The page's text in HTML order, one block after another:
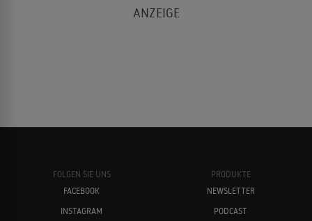
FOLGEN SIE UNS
FACEBOOK
INSTAGRAM
PRODUKTE
NEWSLETTER
PODCAST